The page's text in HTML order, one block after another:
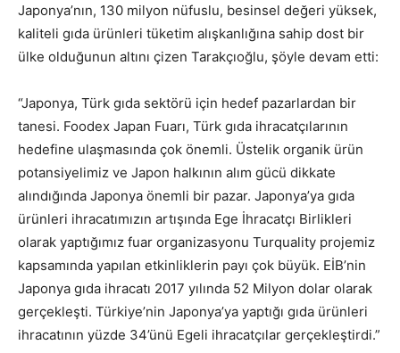
Japonya’nın, 130 milyon nüfuslu, besinsel değeri yüksek,
kaliteli gıda ürünleri tüketim alışkanlığına sahip dost bir
ülke olduğunun altını çizen Tarakçıoğlu, şöyle devam etti:
“Japonya, Türk gıda sektörü için hedef pazarlardan bir
tanesi. Foodex Japan Fuarı, Türk gıda ihracatçılarının
hedefine ulaşmasında çok önemli. Üstelik organik ürün
potansiyelimiz ve Japon halkının alım gücü dikkate
alındığında Japonya önemli bir pazar. Japonya’ya gıda
ürünleri ihracatımızın artışında Ege İhracatçı Birlikleri
olarak yaptığımız fuar organizasyonu Turquality projemiz
kapsamında yapılan etkinliklerin payı çok büyük. EİB’nin
Japonya gıda ihracatı 2017 yılında 52 Milyon dolar olarak
gerçekleşti. Türkiye’nin Japonya’ya yaptığı gıda ürünleri
ihracatının yüzde 34’ünü Egeli ihracatçılar gerçekleştirdi.”